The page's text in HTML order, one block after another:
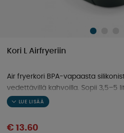
Kori L Airfryeriin
Air fryerkori BPA-vapaasta
vedettävillä kahvoilla. Sopii 3,5–5
rapeutta ruualle
€ 13.60